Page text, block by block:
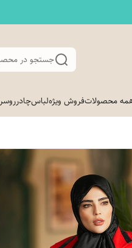
جستجو در
محصولاتفروش ویژهلباسچادر